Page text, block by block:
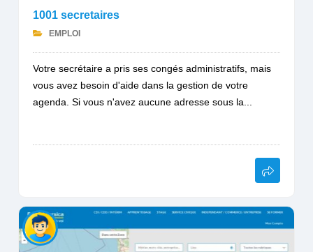
1001 secretaires
EMPLOI
Votre secrétaire a pris ses congés administratifs, mais
vous avez besoin d'aide dans la gestion de votre
agenda. Si vous n'avez aucune adresse sous la...